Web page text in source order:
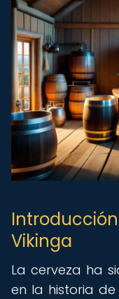
Vikinga
La cerveza ha
en la historia